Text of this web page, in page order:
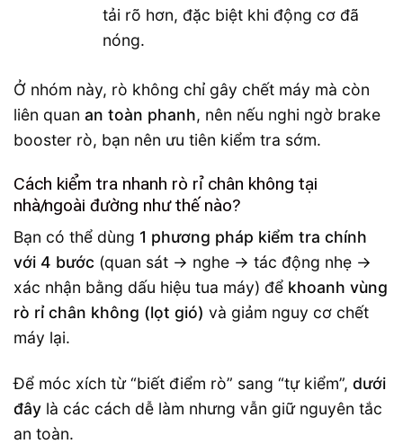
tải rõ hơn, đặc biệt khi động cơ đã
nóng.
Ở nhóm này, rò không chỉ gây chết máy mà còn
liên quan an toàn phanh, nên nếu nghi ngờ brake
booster rò, bạn nên ưu tiên kiểm tra sớm.
Cách kiểm tra nhanh rò rỉ chân không tại
nhà/ngoài đường như thế nào?
Bạn có thể dùng 1 phương pháp kiểm tra chính
với 4 bước (quan sát → nghe → tác động nhẹ →
xác nhận bằng dấu hiệu tua máy) để khoanh vùng
rò rỉ chân không (lọt gió) và giảm nguy cơ chết
máy lại.
Để móc xích từ “biết điểm rò” sang “tự kiểm”, dưới
đây là các cách dễ làm nhưng vẫn giữ nguyên tắc
an toàn.